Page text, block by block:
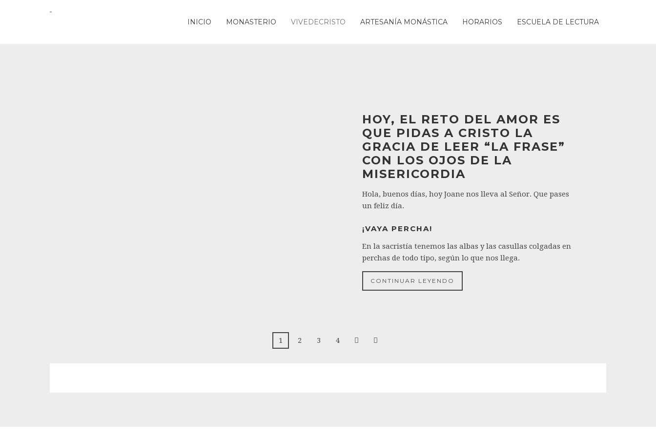
INICIO MONASTERIO VIVEDECRISTO ARTESANÍA MONÁSTICA HORARIOS ESCUELA DE LECTURA
HOY, EL RETO DEL AMOR ES
QUE PIDAS A CRISTO LA
GRACIA DE LEER “LA FRASE”
CON LOS OJOS DE LA
MISERICORDIA
Hola, buenos días, hoy Joane nos lleva al Señor. Que pases
un feliz día.
¡VAYA PERCHA!
En la sacristía tenemos las albas y las casullas colgadas en
perchas de todo tipo, según lo que nos llega.
CONTINUAR LEYENDO
1 2 3 4